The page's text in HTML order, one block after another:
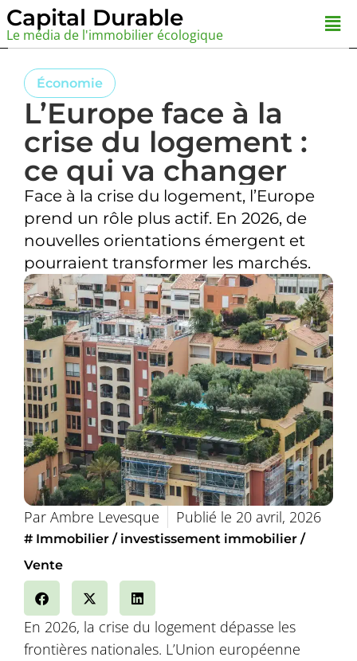
Aller
au
Capital Durable
Le média de l'immobilier écologique
Économie
L’Europe face à la
crise du logement :
ce qui va changer
Face à la crise du logement, l’Europe
prend un rôle plus actif. En 2026, de
nouvelles orientations émergent et
pourraient transformer les marchés.
ParAmbre Levesque Publié le 20 avril, 2026
# Immobilier
investissement immobilier
Vente
En 2026, la crise du logement dépasse les
frontières nationales. L’Union européenne